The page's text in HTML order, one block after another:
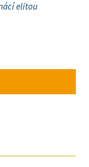
elitou